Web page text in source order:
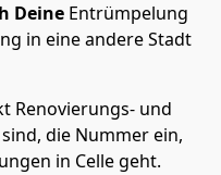
Deine Entrümpelung
in eine andere Stadt
Renovierungs- und
die Nummer ein,
in Celle geht.